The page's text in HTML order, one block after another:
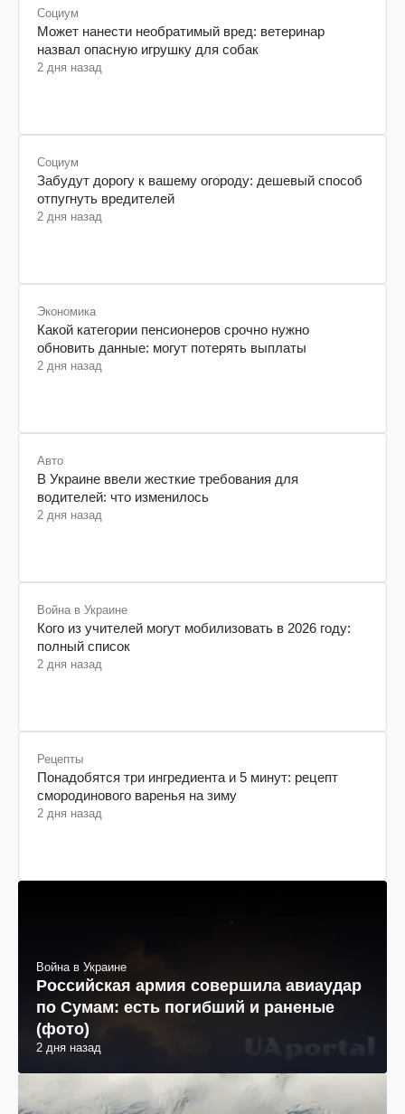
Социум
Может нанести необратимый вред: ветеринар
назвал опасную игрушку для собак
2 дня назад
Социум
Забудут дорогу к вашему огороду: дешевый способ
отпугнуть вредителей
2 дня назад
Экономика
Какой категории пенсионеров срочно нужно
обновить данные: могут потерять выплаты
2 дня назад
Авто
В Украине ввели жесткие требования для
водителей: что изменилось
2 дня назад
Война в Украине
Кого из учителей могут мобилизовать в 2026 году:
полный список
2 дня назад
Рецепты
Понадобятся три ингредиента и 5 минут: рецепт
смородинового варенья на зиму
2 дня назад
Война в Украине
Российская армия совершила авиаудар
по Сумам: есть погибший и раненые
(фото)
2 дня назад